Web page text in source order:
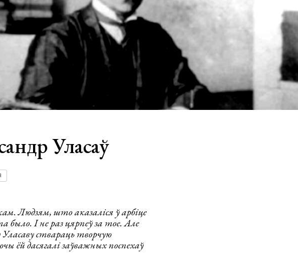
Уласаў
Людзям, што аказаліся ў арбіце
было. І не раз цярпеў за тое. Але
Уласаву ствараць творчую
ёй дасягалі заўважных поспехаў